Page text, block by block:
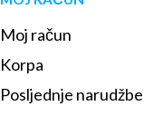
Moj račun
Korpa
Posljednje narudžbe